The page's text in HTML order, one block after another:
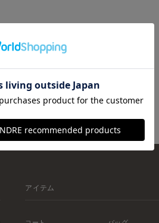
アイテム